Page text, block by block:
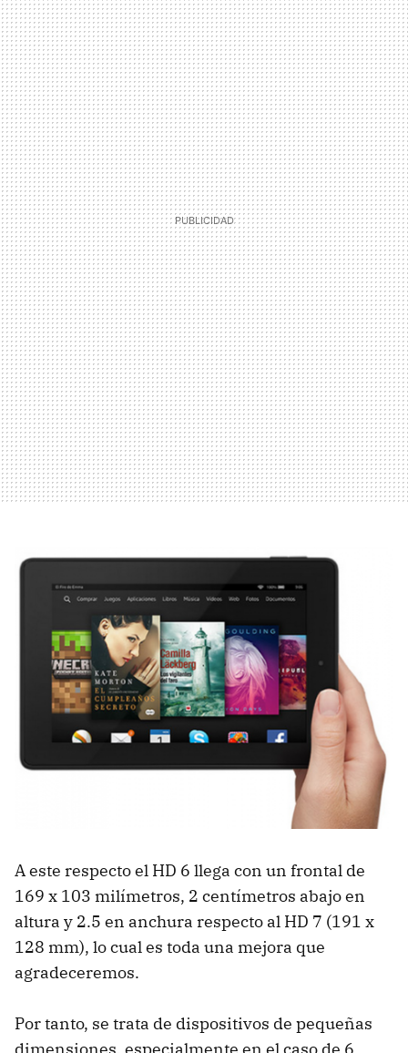
A este respecto el HD 6 llega con un frontal de
169 x 103 milímetros, 2 centímetros abajo en
altura y 2.5 en anchura respecto al HD 7 (191 x
128 mm), lo cual es toda una mejora que
agradeceremos.
Por tanto, se trata de dispositivos de pequeñas